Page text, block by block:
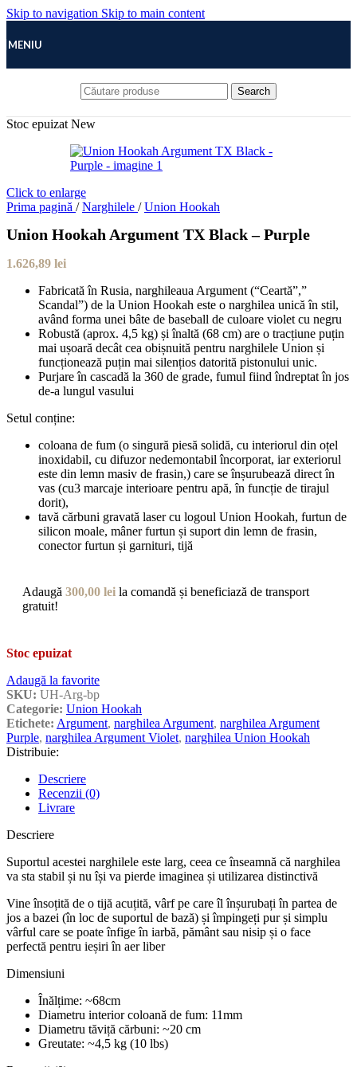
Skip to navigation Skip to main content
MENIU
Search
Stoc epuizat New
Click to enlarge
Prima pagină / Narghilele / Union Hookah
Union Hookah Argument TX Black – Purple
1.626,89 lei
Fabricată în Rusia, narghileaua Argument (“Ceartă”,”
Scandal”) de la Union Hookah este o narghilea unică în stil,
având forma unei bâte de baseball de culoare violet cu negru
Robustă (aprox. 4,5 kg) și înaltă (68 cm) are o tracțiune puțin
mai ușoară decât cea obișnuită pentru narghilele Union și
funcționează puțin mai silențios datorită pistonului unic.
Purjare în cascadă la 360 de grade, fumul fiind îndreptat în jos
de-a lungul vasului
Setul conține:
coloana de fum (o singură piesă solidă, cu interiorul din oțel
inoxidabil, cu difuzor nedemontabil încorporat, iar exteriorul
este din lemn masiv de frasin,) care se înșurubează direct în
vas (cu3 marcaje interioare pentru apă, în funcție de tirajul
dorit),
tavă cărbuni gravată laser cu logoul Union Hookah, furtun de
silicon moale, mâner furtun și suport din lemn de frasin,
conector furtun și garnituri, tijă
Adaugă 300,00 lei la comandă și beneficiază de transport
gratuit!
Stoc epuizat
Adaugă la favorite
SKU: UH-Arg-bp
Categorie: Union Hookah
Etichete: Argument, narghilea Argument, narghilea Argument
Purple, narghilea Argument Violet, narghilea Union Hookah
Distribuie:
Descriere
Recenzii (0)
Livrare
Descriere
Suportul acestei narghilele este larg, ceea ce înseamnă că narghilea
va sta stabil și nu își va pierde imaginea și utilizarea distinctivă
Vine însoțită de o tijă acuțită, vârf pe care îl înșurubați în partea de
jos a bazei (în loc de suportul de bază) și împingeți pur și simplu
vârful care se poate înfige în iarbă, pământ sau nisip și o face
perfectă pentru ieșiri în aer liber
Dimensiuni
Înălțime: ~68cm
Diametru interior coloană de fum: 11mm
Diametru tăviță cărbuni: ~20 cm
Greutate: ~4,5 kg (10 lbs)